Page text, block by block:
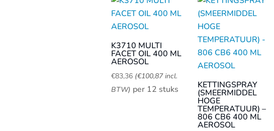
populariteit
K3710 MULTI
FACET OIL 400 ML
AEROSOL
€83,36 (€100,87incl.
BTW) per 12 stuks KETTINGSPRAY
(SMEERMIDDEL
HOGE
TEMPERATUUR) –
806 CB6 400 ML
AEROSOL